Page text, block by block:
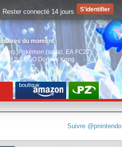
du moment
, Pokémon (saga) EA FC27,
2,LEGO Donkey Kong
Suivre @pnintendo
Rester connecté 14 jours